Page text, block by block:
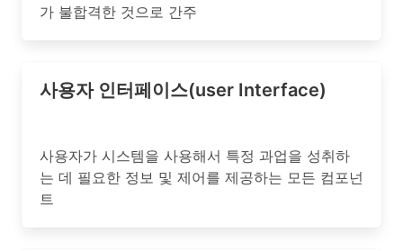
가 불합격한 것으로 간주
사용자 인터페이스(user Interface)
사용자가 시스템을 사용해서 특정 과업을 성취하
는 데 필요한 정보 및 제어를 제공하는 모든 컴포넌
트